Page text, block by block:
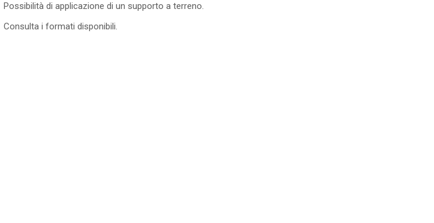
Possibilità di applicazione di un supporto a terreno.
Consulta i formati disponibili.